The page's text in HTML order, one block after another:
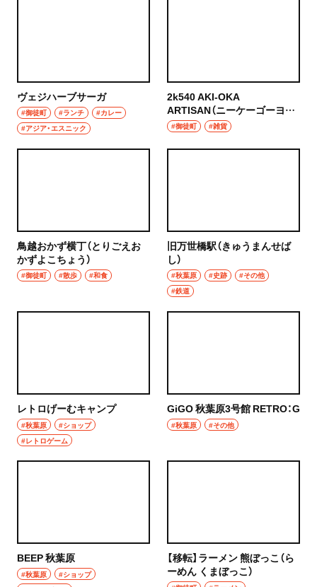
ヴェジハーブサーガ
#御徒町 #ランチ
#カレー
#アジア・エスニック
2k540 AKI-OKA
ARTISAN（ニーケーゴーヨン
マル アキオカ アルチザン）
#御徒町 #雑貨
鳥越おかず横丁（とりごえお
かずよこちょう）
#御徒町 #散歩 #和食
旧万世橋駅（きゅうまんせば
し）
#秋葉原 #史跡
#その他
#鉄道
レトロげーむキャンプ
#秋葉原
#ショップ
#レトロゲーム
GiGO 秋葉原3号館 RETRO：G
#秋葉原 #その他
BEEP 秋葉原
#秋葉原
#ショップ
【移転】ラーメン 熊ぼっこ（ら
ーめん くまぼっこ）